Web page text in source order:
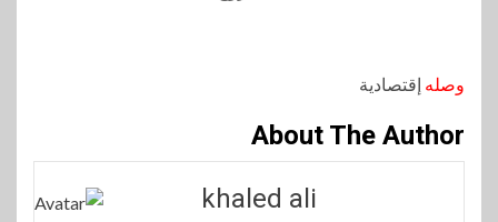
وصله إقتصادية
About The Author
khaled ali